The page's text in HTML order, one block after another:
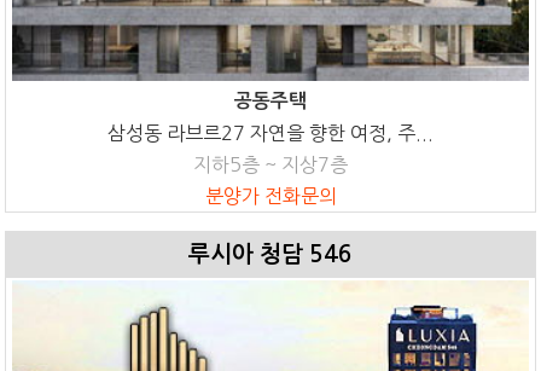
공동주택
삼성동 라브르27 자연을 향한 여정, 주...
지하5층 ~ 지상7층
분양가 전화문의
루시아 청담 546